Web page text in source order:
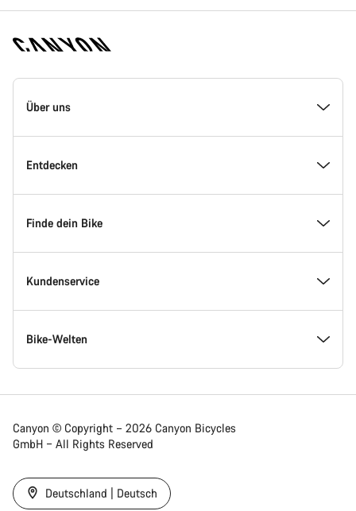
Canyon
Homepage
Über uns
Inside Canyon
Innovation bei Canyon
Canyon Factory Racing
Auszeichnungen
Jobs
Canyon Newsroom
Entdecken
Events
Canyon Standorte finden
Teams, Athleten & Fahrer
News & Storys
Tipps & Ratschläge
Finde dein Bike
Modellfinder
Verfügbare Bikes
Finde deine Canyon Größe
Bikevergleich
Kundenservice
Service Center
Service-Standorte
Bike-Welten
Rennräder
Gravel Bikes
Canyon © Copyright – 2026 Canyon Bicycles
GmbH – All Rights Reserved
Deutschland | Deutsch